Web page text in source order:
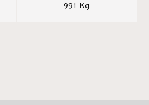
991 Kg